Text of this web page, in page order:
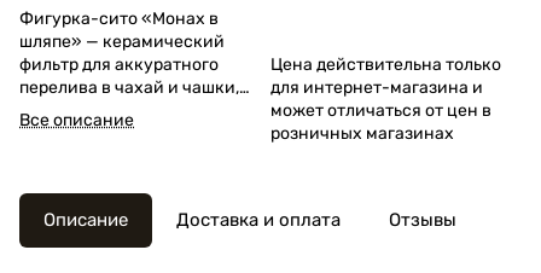
Фигурка-сито «Монах в
шляпе» — керамический
фильтр для аккуратного
перелива в чахай и чашки,
чтобы настой оставался
чистым.
Все описание
Цена действительна только
для интернет-магазина и
может отличаться от цен в
розничных магазинах
Описание Доставка и оплата Отзывы